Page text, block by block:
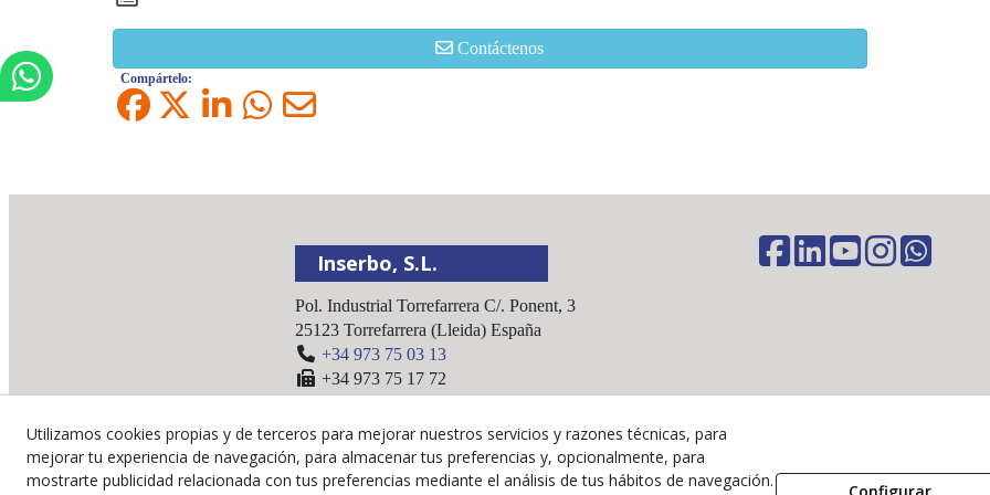
Contáctenos
Compártelo:
Inserbo, S.L.
Pol. Industrial Torrefarrera C/. Ponent, 3
25123 Torrefarrera (Lleida) España
+34 973 75 03 13
+34 973 75 17 72
Política Cookies
Utilizamos cookies propias y de terceros para mejorar nuestros servicios y razones técnicas, para
mejorar tu experiencia de navegación, para almacenar tus preferencias y, opcionalmente, para
mostrarte publicidad relacionada con tus preferencias mediante el análisis de tus hábitos de navegación.
Configurar